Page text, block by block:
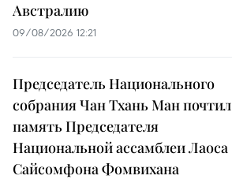
Австралию
09/08/2026 12:21
Председатель Национального
собрания Чан Тхань Ман почтил
память Председателя
Национальной ассамблеи Лаоса
Сайсомфона Фомвихана